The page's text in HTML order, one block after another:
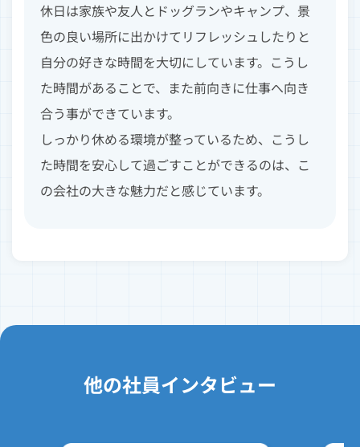
休日は家族や友人とドッグランやキャンプ、景
色の良い場所に出かけてリフレッシュしたりと
自分の好きな時間を大切にしています。こうし
た時間があることで、また前向きに仕事へ向き
合う事ができています。
しっかり休める環境が整っているため、こうし
た時間を安心して過ごすことができるのは、こ
の会社の大きな魅力だと感じています。
他の社員インタビュー